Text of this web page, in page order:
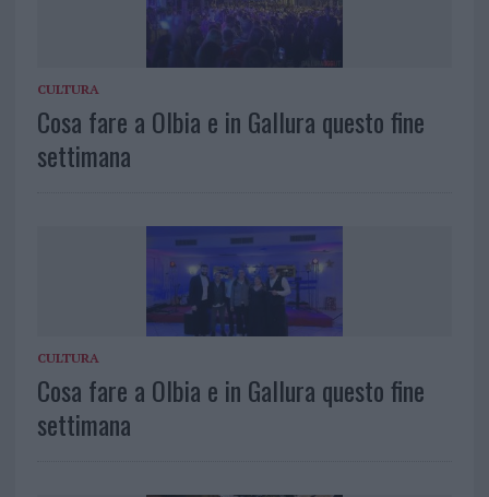
CULTURA
Cosa fare a Olbia e in Gallura questo fine
settimana
CULTURA
Cosa fare a Olbia e in Gallura questo fine
settimana